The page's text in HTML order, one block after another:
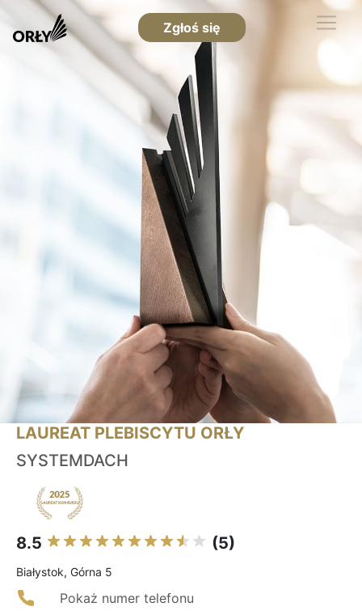
Zgłoś się
LAUREAT PLEBISCYTU ORŁY
SYSTEMDACH
8.5 (5)
Białystok, Górna 5
Pokaż numer telefonu